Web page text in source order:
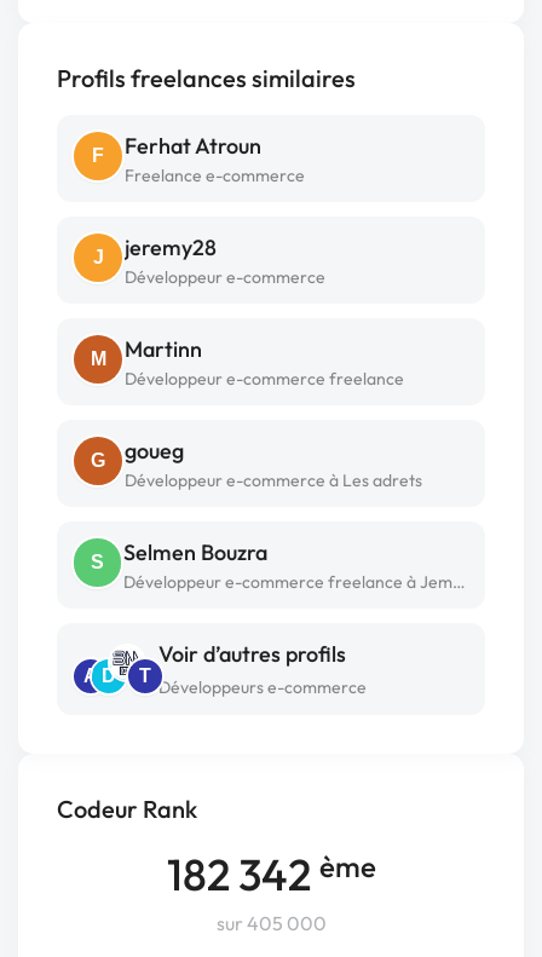
Codeur Rank
182 342 ème
sur 405 000
Profils freelances similaires
F Ferhat Atroun
Freelance e-commerce
J jeremy28
Développeur e-commerce
M Martinn
Développeur e-commerce freelance
G goueg
Développeur e-commerce à Les adrets
S Selmen Bouzra
Développeur e-commerce freelance à Jemmel
A D T
Voir d’autres profils
Développeurs e-commerce